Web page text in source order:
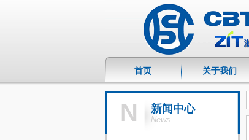
首页 关于我们
N 新闻中心
News